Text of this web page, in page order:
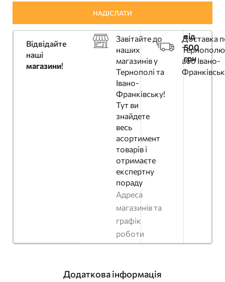
Відвідайте
наші
магазини!
Завітайте до
наших
магазинів у
Тернополі та
Івано-
Франківську!
Тут ви
знайдете
весь
асортимент
товарів і
отримаєте
експертну
пораду
Адреса
магазинів та
графік
роботи
Доставка
Тернополю
або Івано-
від
500
грн
Додаткова інформація